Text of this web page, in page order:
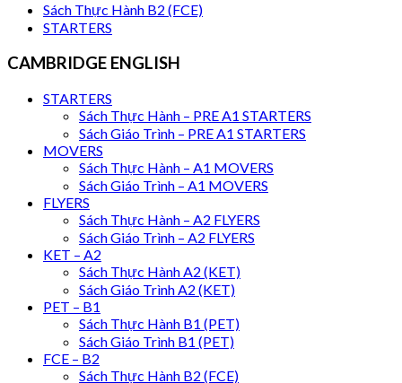
Sách Thực Hành B2 (FCE)
STARTERS
CAMBRIDGE ENGLISH
STARTERS
Sách Thực Hành – PRE A1 STARTERS
Sách Giáo Trình – PRE A1 STARTERS
MOVERS
Sách Thực Hành – A1 MOVERS
Sách Giáo Trình – A1 MOVERS
FLYERS
Sách Thực Hành – A2 FLYERS
Sách Giáo Trình – A2 FLYERS
KET – A2
Sách Thực Hành A2 (KET)
Sách Giáo Trình A2 (KET)
PET – B1
Sách Thực Hành B1 (PET)
Sách Giáo Trình B1 (PET)
FCE – B2
Sách Thực Hành B2 (FCE)